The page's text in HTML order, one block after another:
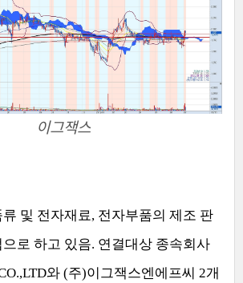
이그잭스
및 전자재료, 전자부품의 제조 판
로 하고 있음. 연결대상 종속회사
와 (주)이그잭스엔에프씨 2개